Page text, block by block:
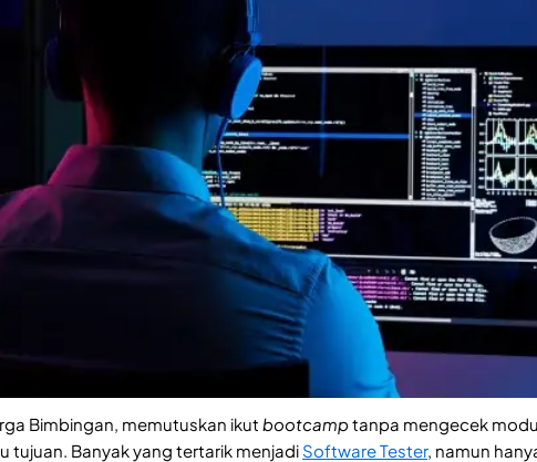
Bimbingan, memutuskan ikut bootcamptanpa mengecek
tujuan. Banyak yang tertarik menjadi Software Tester, namun